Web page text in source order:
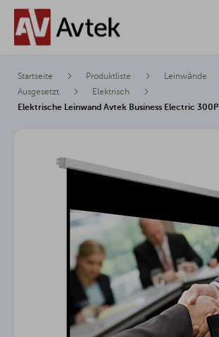
Startseite Produktliste
Leinwände
Ausgesetzt
Elektrisch
Elektrische Leinwand Avtek Business Electric 300P